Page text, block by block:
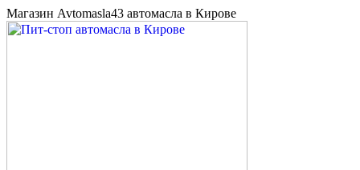
Магазин Avtomasla43 автомасла в Кирове